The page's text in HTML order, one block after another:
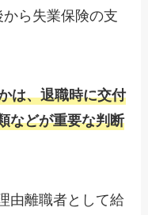
ら失業保険の支
は、退職時に交付
などが重要な判断
由離職者として給